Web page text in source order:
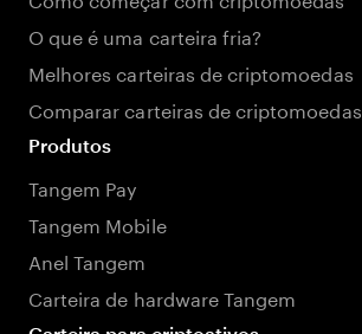
O que é uma carteira fria?
Melhores carteiras de criptomoedas
Comparar carteiras de criptomoedas
Produtos
Tangem Pay
Tangem Mobile
Anel Tangem
Carteira de hardware Tangem